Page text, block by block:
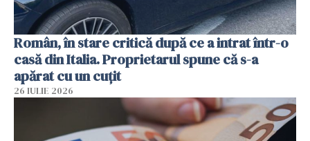
Român, în stare critică după ce a intrat într-o
casă din Italia. Proprietarul spune că s-a
apărat cu un cuțit
26 IULIE 2026